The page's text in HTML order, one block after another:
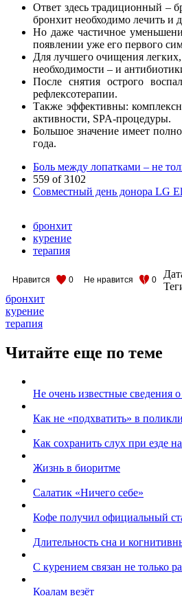
Ответ здесь традиционный –
бронхит необходимо лечить и
Но даже частичное
появлении уже его первого
Для лучшего очищения
необходимости – и
После снятия острого
рефлексотерапии.
Также эффективны:
активности, SPA-процедуры.
Большое значение имеет
года.
Боль между лопатками – не
559 of 3102
Совместный день донора LG
бронхит
курение
терапия
Нравится 0 Не нравится 0
бронхит
курение
терапия
Читайте еще по теме
Не очень известные сведения
Как не «подхватить» в
Как сохранить слух при езде
Жизнь в биоритме
Салатик «Ничего себе»
Кофе получил официальный
Длительность сна и
С курением связан не только
Коалам везёт